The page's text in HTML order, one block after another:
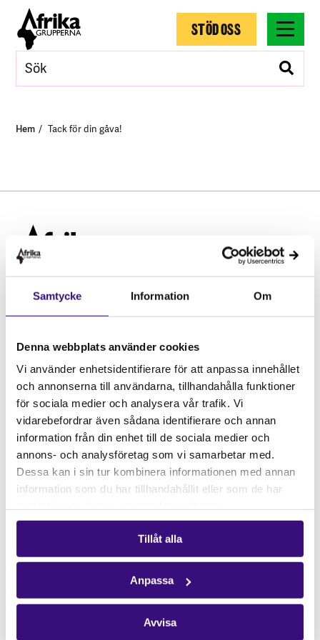
Samtycke Information Om
Denna webbplats använder cookies
Vi använder enhetsidentifierare för att anpassa innehållet
och annonserna till användarna, tillhandahålla funktioner
för sociala medier och analysera vår trafik. Vi
vidarebefordrar även sådana identifierare och annan
information från din enhet till de sociala medier och
annons- och analysföretag som vi samarbetar med.
Dessa kan i sin tur kombinera informationen med annan
information som du har tillhandahållit eller som de har
Tillåt alla
Anpassa
Avvisa
STÖD OSS
Hem Tack för din gåva!
Hitta snabbt
STÖD OSS
Vårt arbete
Gåvoshop
Kontakta oss
Hitta kontaktperson
Pressrum
Facebook
Få vårt nyhetsbrev